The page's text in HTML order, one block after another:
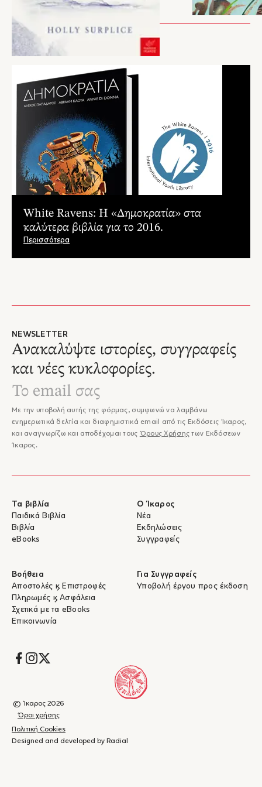
Έχει επίσης ζωγραφίσει Τα παράλογα του Μάνου Χατζιδάκι. Ζωγραφίζει για το
Μέγαρο Μουσικής Αθηνών (Ο Πέτρος κι ο λύκος, Σαββόραμα, Λυσιστράτη).
Συνεργάζεται με την καθηγήτρια Βάσω Τοκατλίδου (τμήμα Εφαρμοσμένης
Γλωσσολογίας του ΑΠΘ) για το graphic concept και την εικονογράφηση γαλλικών
εκπαιδευτικών βιβλίων.
ΑΡΘΡΑ
White Ravens: Η «Δημοκρατία» στα
καλύτερα βιβλία για το 2016.
Περισσότερα
NEWSLETTER
Ανακαλύψτε ιστορίες, συγγραφείς
και νέες κυκλοφορίες.
Με την υποβολή αυτής της φόρμας, συμφωνώ να λαμβάνω
ενημερωτικά δελτία και διαφημιστικά email από τις Εκδόσεις Ίκαρος,
και αναγνωρίζω και αποδέχομαι τους Όρους Χρήσης των Εκδόσεων
Ίκαρος.
Τα βιβλία
Παιδικά Βιβλία
Βιβλία
eBooks
Ο Ίκαρος
Νέα
Εκδηλώσεις
Συγγραφείς
Βοήθεια
Αποστολές & Επιστροφές
Πληρωμές & Ασφάλεια
Σχετικά με τα eBooks
Επικοινωνία
Για Συγγραφείς
Υποβολή έργου προς έκδοση
Socials
© Ίκαρος 2026
Όροι χρήσης
Πολιτική Cookies
Designed and developed by Radial